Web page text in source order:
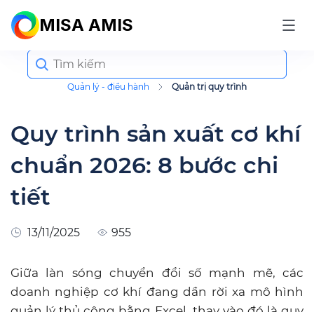
MISA AMIS
Quản lý - điều hành Quản trị quy trình
Search
for:
Quy trình sản xuất cơ khí
chuẩn 2026: 8 bước chi
tiết
13/11/2025 955
Giữa làn sóng chuyển đổi số mạnh mẽ, các
doanh nghiệp cơ khí đang dần rời xa mô hình